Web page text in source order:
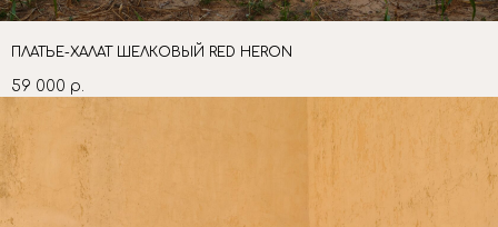
ПЛАТЬЕ-ХАЛАТ ШЕЛКОВЫЙ RED HERON
59 000 р.